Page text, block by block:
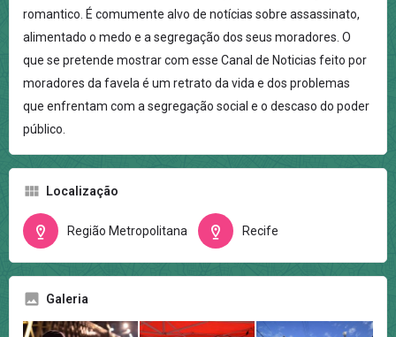
romantico. É comumente alvo de notícias sobre assassinato,
alimentado o medo e a segregação dos seus moradores. O
que se pretende mostrar com esse Canal de Noticias feito por
moradores da favela é um retrato da vida e dos problemas
que enfrentam com a segregação social e o descaso do poder
público.
Localização
Região Metropolitana Recife
Galeria